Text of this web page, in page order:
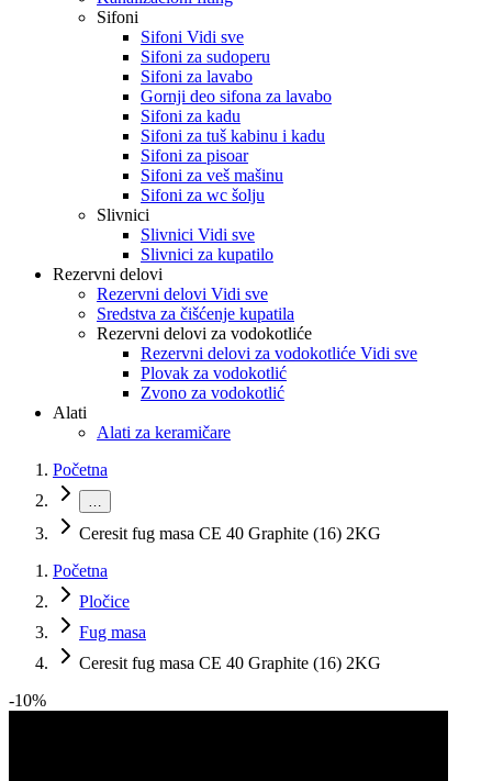
Sifoni
Sifoni Vidi sve
Sifoni za sudoperu
Sifoni za lavabo
Gornji deo sifona za lavabo
Sifoni za kadu
Sifoni za tuš kabinu i kadu
Sifoni za pisoar
Sifoni za veš mašinu
Sifoni za wc šolju
Slivnici
Slivnici Vidi sve
Slivnici za kupatilo
Rezervni delovi
Rezervni delovi Vidi sve
Sredstva za čišćenje kupatila
Rezervni delovi za vodokotliće
Rezervni delovi za vodokotliće Vidi sve
Plovak za vodokotlić
Zvono za vodokotlić
Alati
Alati za keramičare
Početna
…
Ceresit fug masa CE 40 Graphite (16) 2KG
Početna
Pločice
Fug masa
Ceresit fug masa CE 40 Graphite (16) 2KG
-10%